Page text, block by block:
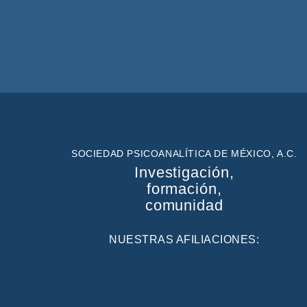
SOCIEDAD PSICOANALÍTICA DE MÉXICO, A.C.
Investigación,
formación,
comunidad
NUESTRAS AFILIACIONES: